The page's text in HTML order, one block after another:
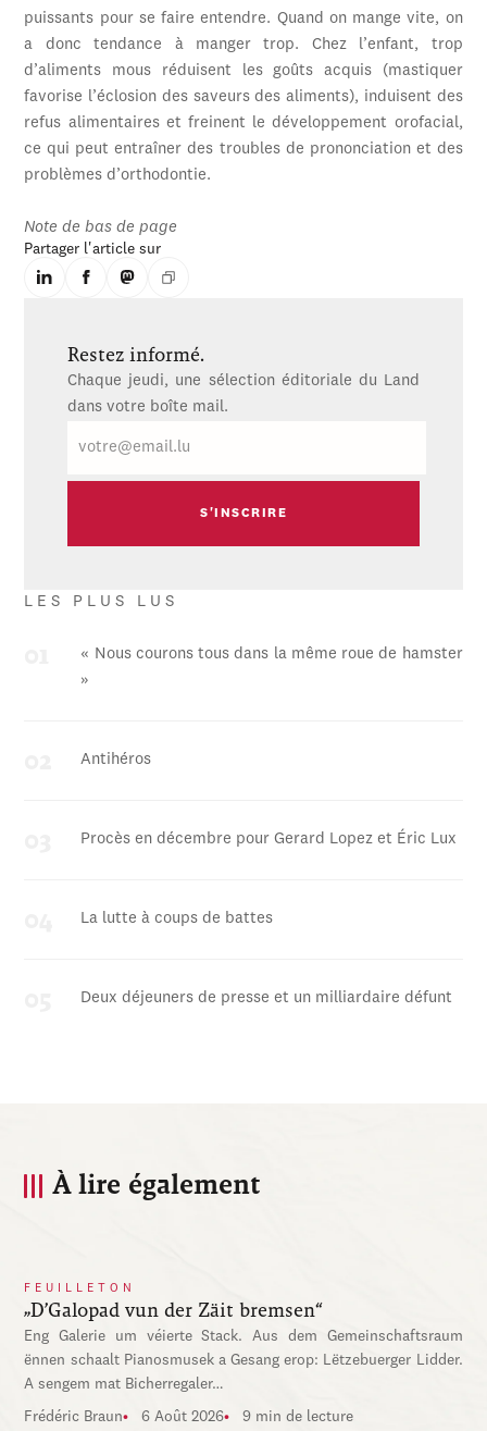
puissants pour se faire entendre. Quand on mange vite, on
a donc tendance à manger trop. Chez l’enfant, trop
d’aliments mous réduisent les goûts acquis (mastiquer
favorise l’éclosion des saveurs des aliments), induisent des
refus alimentaires et freinent le développement orofacial,
ce qui peut entraîner des troubles de prononciation et des
problèmes d’orthodontie.
Note de bas de page
Partager l'article sur
Restez informé.
Chaque jeudi, une sélection éditoriale du Land
dans votre boîte mail.
mail
LES PLUS LUS
« Nous courons tous dans la même roue de hamster
»
Antihéros
Procès en décembre pour Gerard Lopez et Éric Lux
La lutte à coups de battes
Deux déjeuners de presse et un milliardaire défunt
À lire également
FEUILLETON
„D’Galopad vun der Zäit bremsen“
Eng Galerie um véierte Stack. Aus dem Gemeinschaftsraum
ënnen schaalt Pianosmusek a Gesang erop: Lëtzebuerger Lidder.
A sengem mat Bicherregaler…
Frédéric Braun 6 Août 2026 9 min de lecture